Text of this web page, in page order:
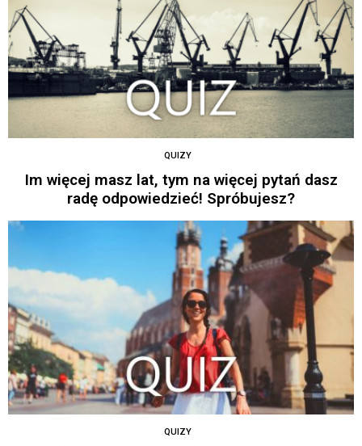
QUIZY
Im więcej masz lat, tym na więcej pytań dasz
radę odpowiedzieć! Spróbujesz?
QUIZY